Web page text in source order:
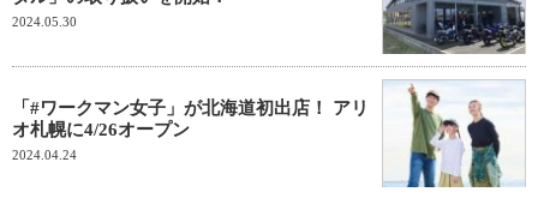
2024.05.30
「#ワークマン女子」が北海道初出店！ アリ
オ札幌に4/26オープン
2024.04.24